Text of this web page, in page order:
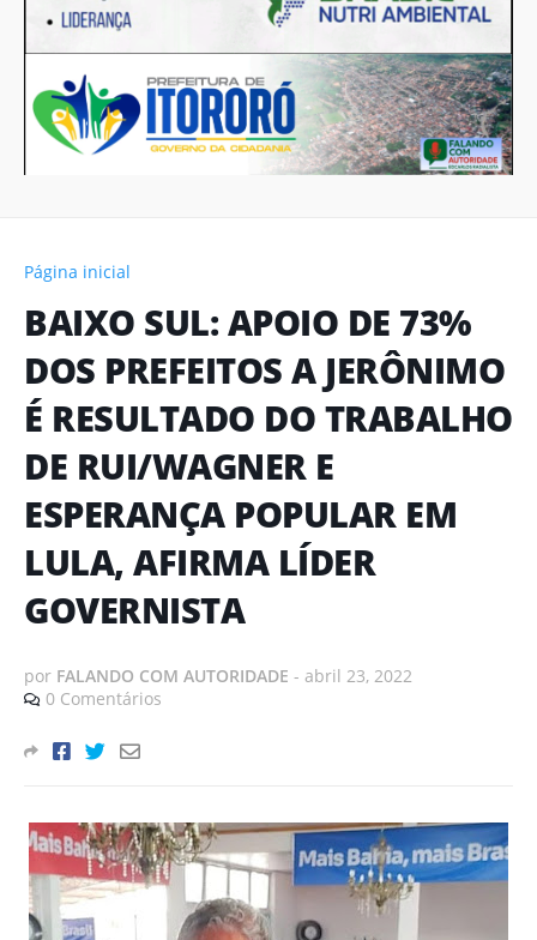
Página inicial
BAIXO SUL: APOIO DE 73%
DOS PREFEITOS A JERÔNIMO
É RESULTADO DO TRABALHO
DE RUI/WAGNER E
ESPERANÇA POPULAR EM
LULA, AFIRMA LÍDER
GOVERNISTA
por FALANDO COM AUTORIDADE - abril 23, 2022
0 Comentários